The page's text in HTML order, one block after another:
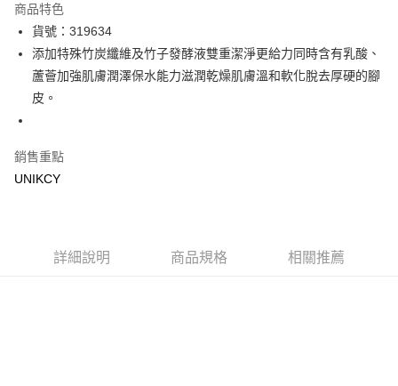
LINE Pay
Apple Pay
街口支付
悠遊付
Google Pay
每筆NT$70，滿NT$499(含以上)免運費
商品特色
貨號：319634
添加特殊竹炭纖維及竹子發酵液雙重潔淨更給力同時含有乳酸、
蘆薈加強肌膚潤澤保水能力滋潤乾燥肌膚溫和軟化脫去厚硬的腳
皮。
銷售重點
UNIKCY
詳細說明 商品規格 相關推薦